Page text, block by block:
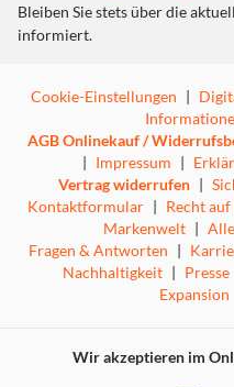
Bleiben Sie stets über die
informiert.
Cookie-Einstellungen |
AGB Onlinekauf /
| Impressum |
Vertrag widerrufen |
Kontaktformular | Recht
Markenwelt |
Fragen & Antworten |
Nachhaltigkeit | Presse
Expansion
Wir akzeptieren im